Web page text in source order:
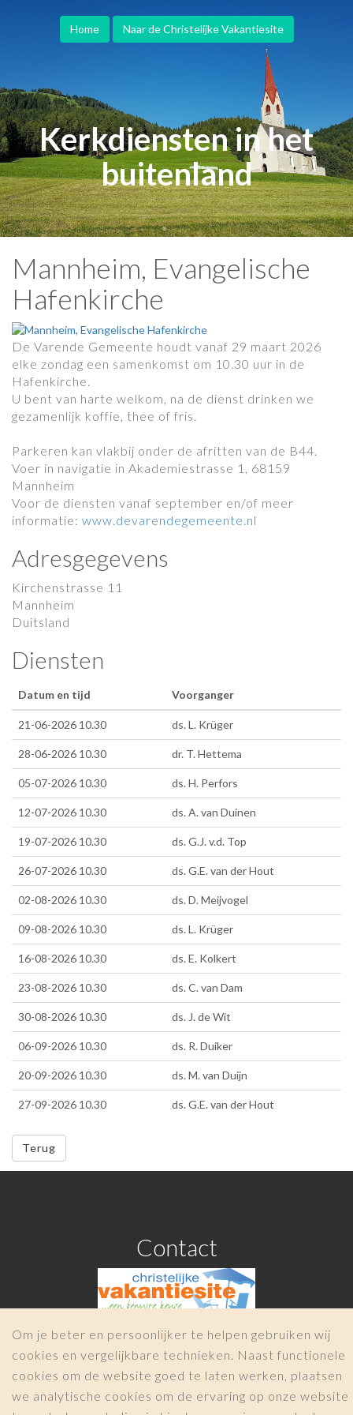
Home Naar de Christelijke Vakantiesite
Kerkdiensten in het
buitenland
Mannheim, Evangelische
Hafenkirche
De Varende Gemeente houdt vanaf 29 maart 2026
elke zondag een samenkomst om 10.30 uur in de
Hafenkirche.
U bent van harte welkom, na de dienst drinken we
gezamenlijk koffie, thee of fris.
Parkeren kan vlakbij onder de afritten van de B44.
Voer in navigatie in Akademiestrasse 1, 68159
Mannheim
Voor de diensten vanaf september en/of meer
informatie: www.devarendegemeente.nl
Adresgegevens
Kirchenstrasse 11
Mannheim
Duitsland
Diensten
Datum en tijd Voorganger
21-06-2026 10.30 ds. L. Krüger
28-06-2026 10.30 dr. T. Hettema
05-07-2026 10.30 ds. H. Perfors
12-07-2026 10.30 ds. A. van Duinen
19-07-2026 10.30 ds. G.J. v.d. Top
26-07-2026 10.30 ds. G.E. van der Hout
02-08-2026 10.30 ds. D. Meijvogel
09-08-2026 10.30 ds. L. Krüger
16-08-2026 10.30 ds. E. Kolkert
23-08-2026 10.30 ds. C. van Dam
30-08-2026 10.30 ds. J. de Wit
06-09-2026 10.30 ds. R. Duiker
20-09-2026 10.30 ds. M. van Duijn
27-09-2026 10.30 ds. G.E. van der Hout
Terug
Contact
info@christelijkevakantiesite.nl
Om je beter en persoonlijker te helpen gebruiken wij
cookies en vergelijkbare technieken. Naast functionele
cookies om de website goed te laten werken, plaatsen
we analytische cookies om de ervaring op onze website